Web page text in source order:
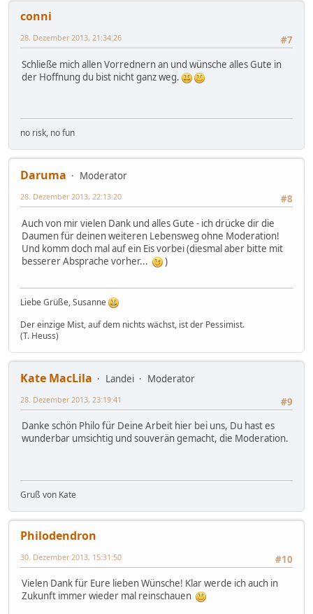
conni
#7
28. Dezember 2013, 21:34:26
Schließe mich allen Vorrednern an und wünsche alles Gute in
der Hoffnung du bist nicht ganz weg.
no risk, no fun
Daruma
Moderator
#8
28. Dezember 2013, 22:13:20
Auch von mir vielen Dank und alles Gute - ich drücke dir die
Daumen für deinen weiteren Lebensweg ohne Moderation!
Und komm doch mal auf ein Eis vorbei (diesmal aber bitte mit
besserer Absprache vorher...
)
Liebe Grüße, Susanne
Der einzige Mist, auf dem nichts wächst, ist der Pessimist.
(T. Heuss)
Kate MacLila Landei
Moderator
#9
28. Dezember 2013, 23:19:41
Danke schön Philo für Deine Arbeit hier bei uns, Du hast es
wunderbar umsichtig und souverän gemacht, die Moderation.
Gruß von Kate
Philodendron
#10
30. Dezember 2013, 15:31:50
Vielen Dank für Eure lieben Wünsche! Klar werde ich auch in
Zukunft immer wieder mal reinschauen